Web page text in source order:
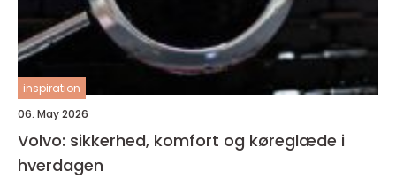
inspiration
06. May 2026
Volvo: sikkerhed, komfort og køreglæde i
hverdagen